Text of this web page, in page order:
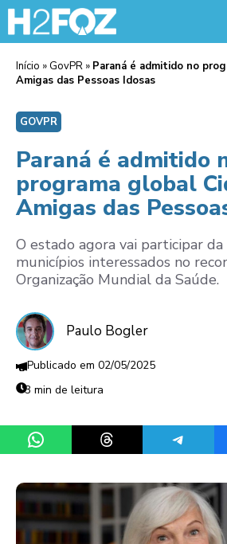
Início » GovPR » Paraná é admitido no
Amigas das Pessoas Idosas
GOVPR
Paraná é admitido
programa global
Amigas das
O estado agora vai participar
municípios interessados no
Organização Mundial da Saúde.
Paulo Bogler
02/05/2025
3 min de leitura
Share on WhatsAppShare on ThreadsShare